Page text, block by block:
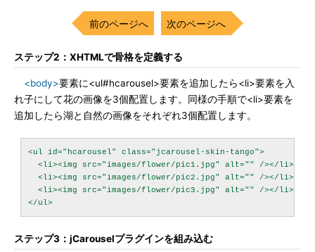
前のページへ 次のページへ
ステップ2：XHTMLで骨格を定義する
<body>要素に<ul#hcarousel>要素を追加したら<li>要素を入
れ子にして花の画像を3個配置します。同様の手順で<li>要素を
追加したら湖と自然の画像をそれぞれ3個配置します。
<ul id="hcarousel" class="jcarousel-skin-tango">
  <li><img src="images/flower/pic1.jpg" alt="" /></li>
  <li><img src="images/flower/pic2.jpg" alt="" /></li>
  <li><img src="images/flower/pic3.jpg" alt="" /></li>
ステップ3：jCarouselプラグインを組み込む